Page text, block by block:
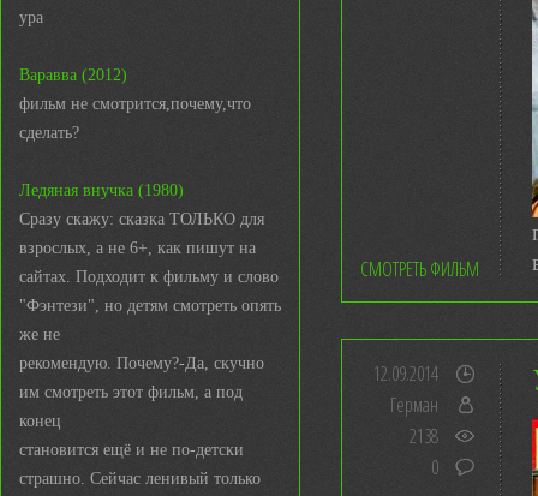
ура
Варавва (2012)
фильм не смотрится,почему,что
сделать?
Ледяная внучка (1980)
Сразу скажу: сказка ТОЛЬКО для
взрослых, а не 6+, как пишут на
сайтах. Подходит к фильму и слово
"Фэнтези", но детям смотреть опять
же не
рекомендую. Почему?-Да, скучно
им смотреть этот фильм, а под
конец
становится ещё и не по-детски
страшно. Сейчас ленивый только
СМОТРЕТЬ ФИЛЬМ
12.09.2014
Герман
2138
0